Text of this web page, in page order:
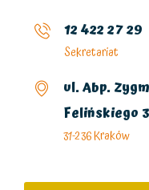
12 422 27 29
Sekretariat
ul. Abp.
Felińskiego
31-236 Kraków